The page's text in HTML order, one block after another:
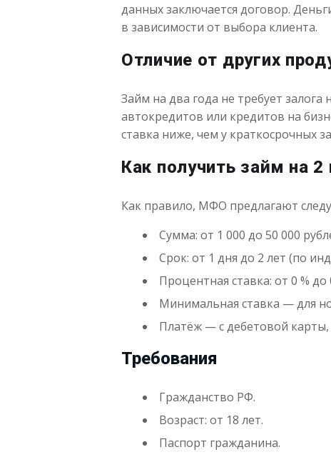
данных заключается договор.
в зависимости от выбора клиента.
Отличие от других
Займ на два года не требует
автокредитов или кредитов на
ставка ниже, чем у краткосрочных
Как получить займ на 2
Как правило, МФО предлагают
Сумма: от 1 000 до 50 000
Срок: от 1 дня до 2 лет (по
Процентная ставка: от 0 % до
Минимальная ставка — для
Платёж — с дебетовой
Требования
Гражданство РФ.
Возраст: от 18 лет.
Паспорт гражданина.